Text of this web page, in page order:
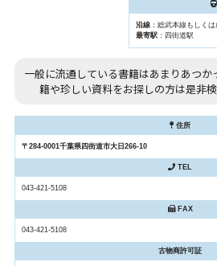
沿線：総武本線もしくは
最寄駅：四街道駅
一般に流通している書籍はあまりあつ
籍や珍しい資料をお探しの方は是非
住所
〒284-0001千葉県四街道市大日266-10
TEL
043-421-5108
FAX
043-421-5108
古物商許可証